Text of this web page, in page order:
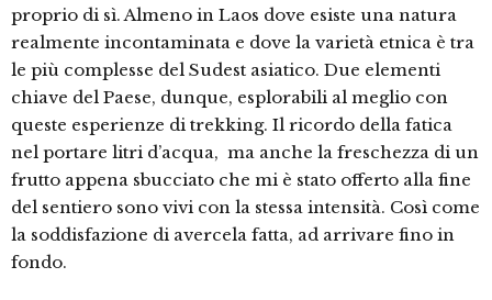
proprio di sì. Almeno in Laos dove esiste una natura
realmente incontaminata e dove la varietà etnica è tra
le più complesse del Sudest asiatico. Due elementi
chiave del Paese, dunque, esplorabili al meglio con
queste esperienze di trekking. Il ricordo della fatica
nel portare litri d’acqua, ma anche la freschezza di un
frutto appena sbucciato che mi è stato offerto alla fine
del sentiero sono vivi con la stessa intensità. Così come
la soddisfazione di avercela fatta, ad arrivare fino in
fondo.